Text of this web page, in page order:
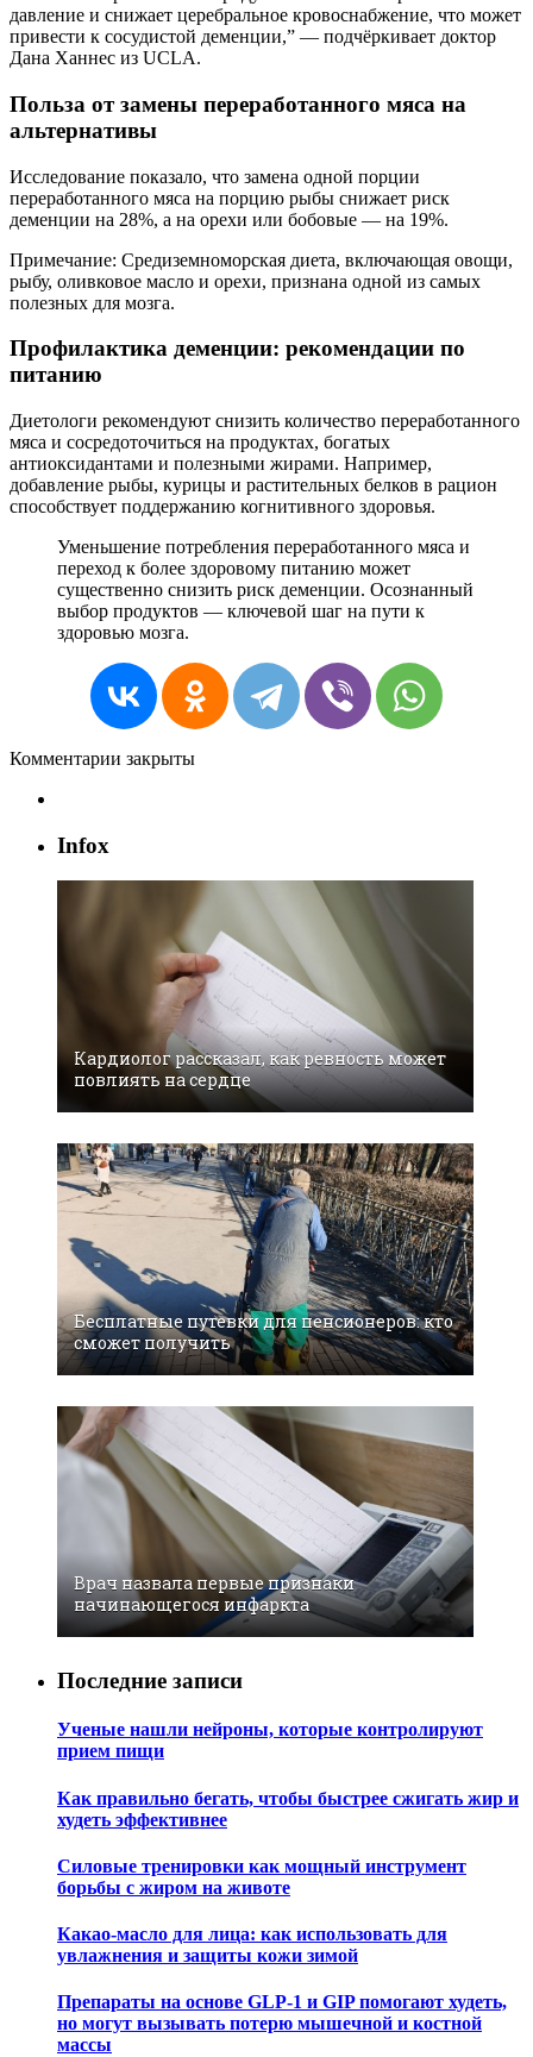
давление и снижает церебральное кровоснабжение, что может
привести к сосудистой деменции,” — подчёркивает доктор
Дана Ханнес из UCLA.
Польза от замены переработанного мяса на
альтернативы
Исследование показало, что замена одной порции
переработанного мяса на порцию рыбы снижает риск
деменции на 28%, а на орехи или бобовые — на 19%.
Примечание: Средиземноморская диета, включающая овощи,
рыбу, оливковое масло и орехи, признана одной из самых
полезных для мозга.
Профилактика деменции: рекомендации по
питанию
Диетологи рекомендуют снизить количество переработанного
мяса и сосредоточиться на продуктах, богатых
антиоксидантами и полезными жирами. Например,
добавление рыбы, курицы и растительных белков в рацион
способствует поддержанию когнитивного здоровья.
Уменьшение потребления переработанного мяса и
переход к более здоровому питанию может
существенно снизить риск деменции. Осознанный
выбор продуктов — ключевой шаг на пути к
здоровью мозга.
Комментарии закрыты
Infox
Кардиолог рассказал, как ревность может
повлиять на сердце
Бесплатные путевки для пенсионеров: кто
сможет получить
Врач назвала первые признаки
начинающегося инфаркта
Последние записи
Ученые нашли нейроны, которые контролируют
прием пищи
Как правильно бегать, чтобы быстрее сжигать жир и
худеть эффективнее
Силовые тренировки как мощный инструмент
борьбы с жиром на животе
Какао-масло для лица: как использовать для
увлажнения и защиты кожи зимой
Препараты на основе GLP-1 и GIP помогают худеть,
но могут вызывать потерю мышечной и костной
массы